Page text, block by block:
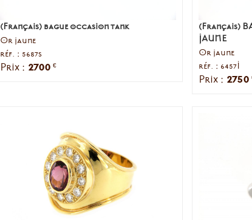
(Français) bague occasion tank
Or jaune
réf. : 5687s
Prix : 2700 €
(Français)
JAUNE
Or jaune
réf. : 6457I
Prix : 2750